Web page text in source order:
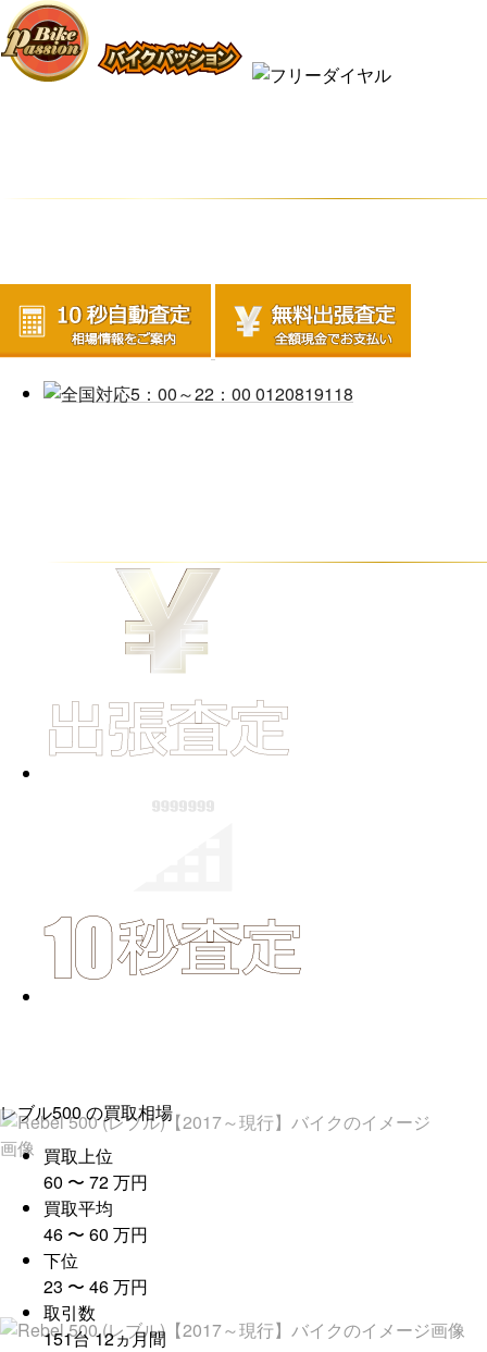
レブル500の買取相場
買取上位
60 〜 72万円
買取平均
46 〜 60 万円
下位
23 〜 46万円
取引数
151台12ヵ月間